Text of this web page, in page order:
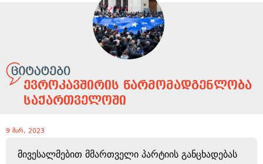
ევროკავშირის წარმომადგენლობა
საქართველოში
9 მარ, 2023
მივესალმებით მმართველი პარტიის განცხადებას